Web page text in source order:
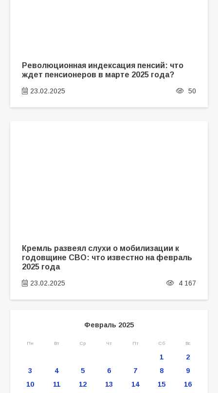
Революционная индексация пенсий: что
ждет пенсионеров в марте 2025 года?
23.02.2025 50
Кремль развеял слухи о мобилизации к
годовщине СВО: что известно на февраль
2025 года
23.02.2025 4 167
Февраль 2025
Пн Вт Ср Чт Пт Сб Вс
1
2
3
4 5 6 7 8
9
10
11 12 13 14 15
16